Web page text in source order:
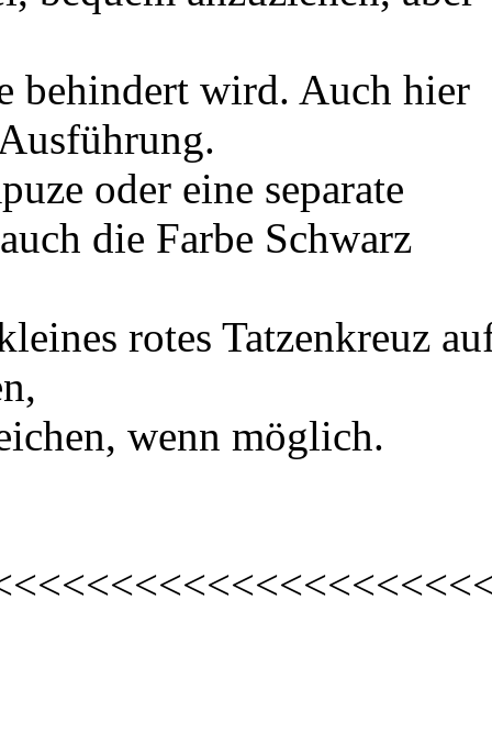
behindert wird. Auch hier
oder eine separate
die Farbe Schwarz
rotes Tatzenkreuz
wenn möglich.